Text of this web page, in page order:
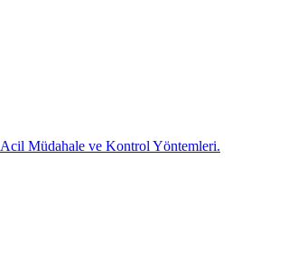
Acil Müdahale ve Kontrol Yöntemleri.